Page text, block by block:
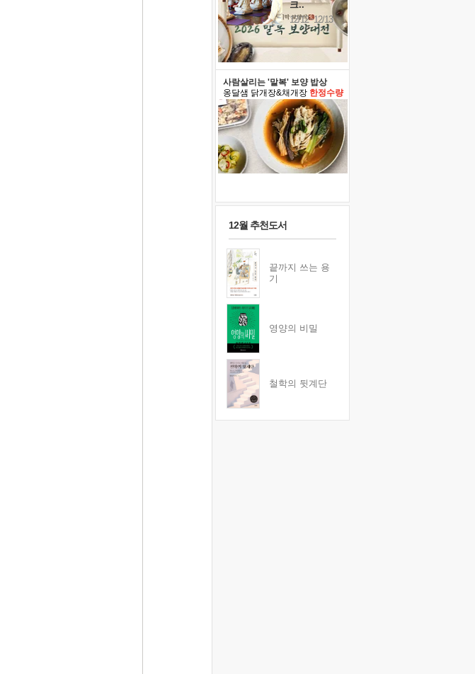
크..
12/12~12/13
사람살리는 '말복' 보양 밥상
옹달샘 닭개장&채개장 한정수량
12월 추천도서
끝까지 쓰는 용
기
영양의 비밀
철학의 뒷계단